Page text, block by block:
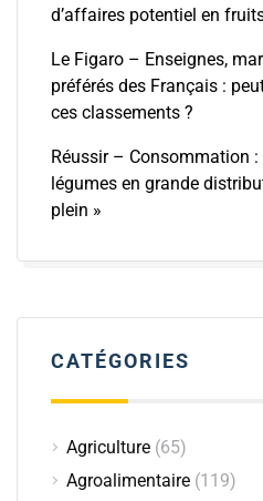
d’affaires potentiel en
Le Figaro – Enseignes,
préférés des Français :
ces classements ?
Réussir – Consommation
légumes en grande
plein »
CATÉGORIES
Agriculture (65)
Agroalimentaire (119)